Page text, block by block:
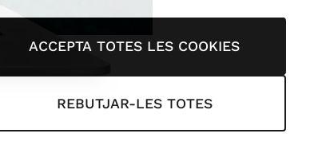
ACCEPTA TOTES LES COOKIES
REBUTJAR-LES TOTES